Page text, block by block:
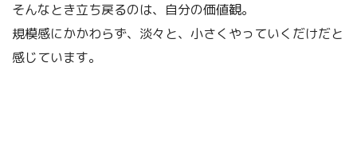
そんなとき立ち戻るのは、自分の価値観。
規模感にかかわらず、淡々と、小さくやっていくだけだと
感じています。